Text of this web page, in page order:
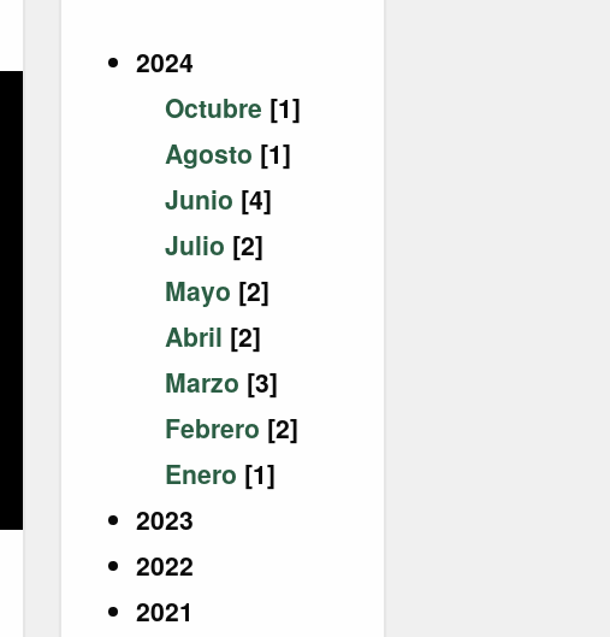
2024
Octubre [1]
Agosto [1]
Junio [4]
Julio [2]
Mayo [2]
Abril [2]
Marzo [3]
Febrero [2]
Enero [1]
2023
2022
2021